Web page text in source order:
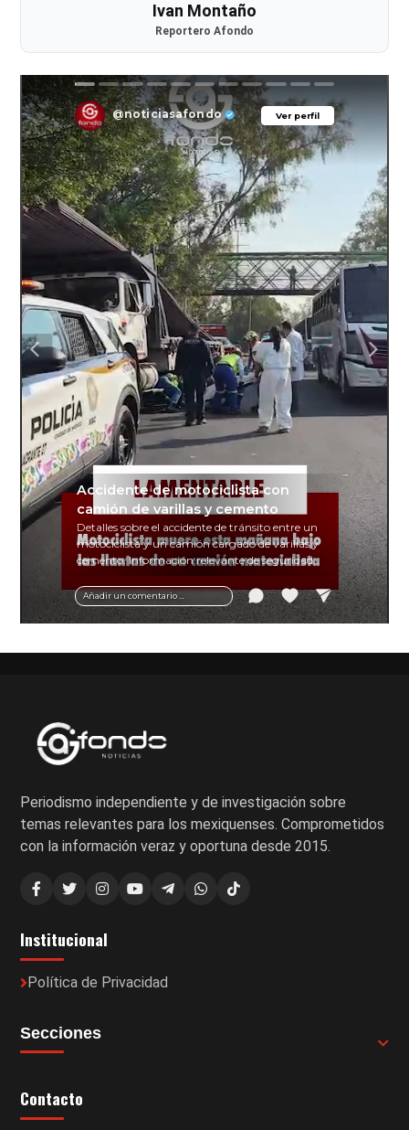
Ivan Montaño
Reportero Afondo
Ver perfil
@noticiasafondo Ver perfil
Añadir un comentario ...
Accidente de motociclista con
camión de varillas y cemento
Detalles sobre el accidente de tránsito entre un
motociclista y un camión cargado de varillas y
cemento. Información relevante de seguridad
vial y recomendaciones para motociclistas.
Periodismo independiente y de investigación sobre
temas relevantes para los mexiquenses. Comprometidos
con la información veraz y oportuna desde 2015.
Institucional
Política de Privacidad
Secciones
Contacto